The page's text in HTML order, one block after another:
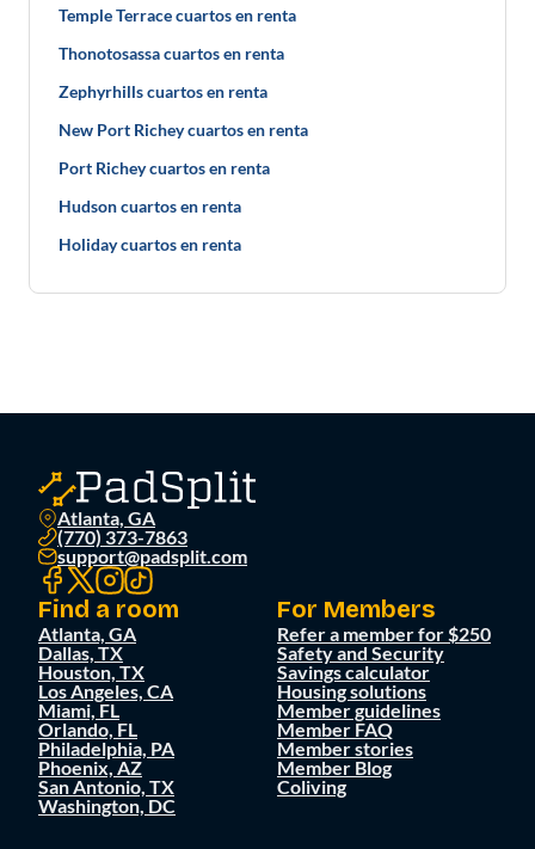
Temple Terrace cuartos en renta
Thonotosassa cuartos en renta
Zephyrhills cuartos en renta
New Port Richey cuartos en renta
Port Richey cuartos en renta
Hudson cuartos en renta
Holiday cuartos en renta
Atlanta, GA
(770) 373-7863
support@padsplit.com
Find a room
Atlanta, GA
Dallas, TX
Houston, TX
Los Angeles, CA
Miami, FL
Orlando, FL
Philadelphia, PA
Phoenix, AZ
San Antonio, TX
Washington, DC
For Members
Refer a member for $250
Safety and Security
Savings calculator
Housing solutions
Member guidelines
Member FAQ
Member stories
Member Blog
Coliving